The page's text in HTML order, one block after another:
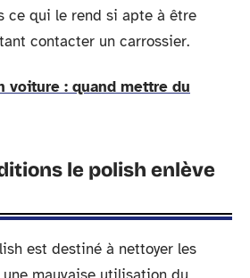
ce qui le rend si apte à être
contacter un carrossier.
voiture : quand mettre du
le polish enlève
est destiné à nettoyer les